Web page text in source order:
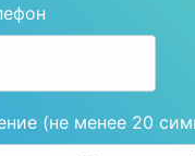
(не менее 20